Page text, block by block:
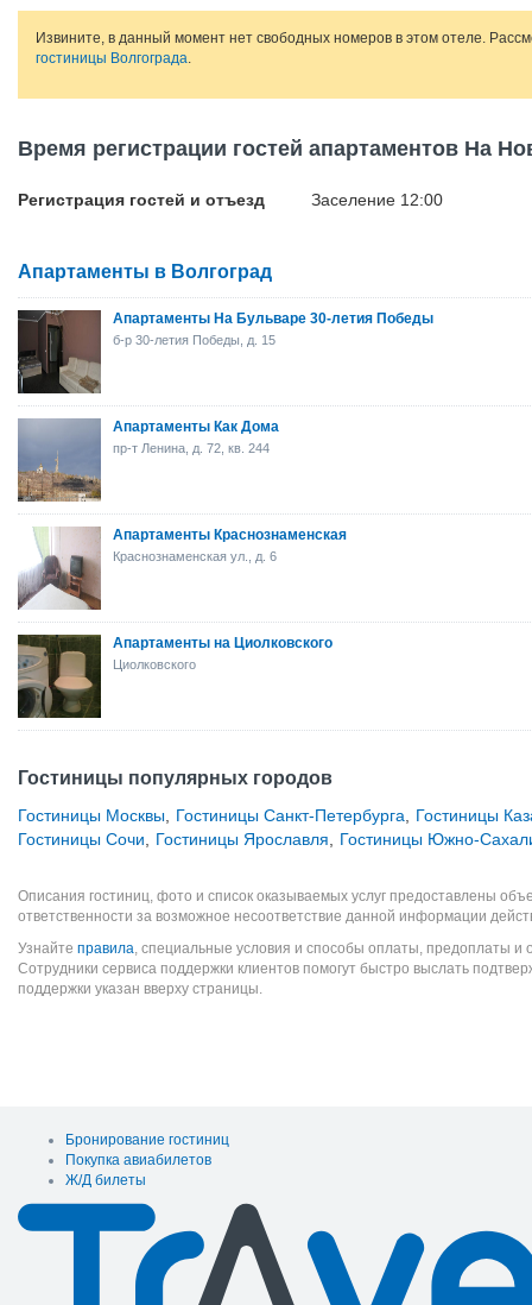
Извините, в данный момент нет свободных номеров в этом отеле.
гостиницы Волгограда.
Время регистрации гостей апартаментов На
Регистрация гостей и отъезд Заселение 12:00
Апартаменты в Волгоград
Апартаменты На Бульваре 30-летия Победы
б-р 30-летия Победы, д. 15
Апартаменты Как Дома
пр-т Ленина, д. 72, кв. 244
Апартаменты Краснознаменская
Краснознаменская ул., д. 6
Апартаменты на Циолковского
Циолковского
Гостиницы популярных городов
Гостиницы Москвы Гостиницы Санкт-Петербурга
Гостиницы
Гостиницы Сочи
Гостиницы Ярославля Гостиницы Южно-
Описания гостиниц, фото и список оказываемых услуг предоставлены
ответственности за возможное несоответствие данной информации
Узнайте правила, специальные условия и способы оплаты, предоплаты и
Сотрудники сервиса поддержки клиентов помогут быстро выслать
поддержки указан вверху страницы.
Бронирование гостиниц
Покупка авиабилетов
Ж/Д билеты